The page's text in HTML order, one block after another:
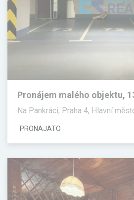
Pronájem malého objektu,
Na Pankráci, Praha 4, Hlavní
PRONAJATO